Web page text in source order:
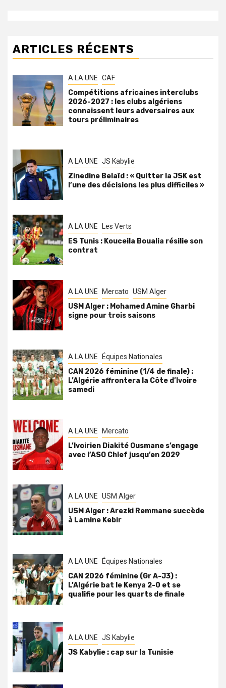
ARTICLES RÉCENTS
A LA UNE CAF
Compétitions africaines interclubs
2026-2027 : les clubs algériens
connaissent leurs adversaires aux
tours préliminaires
A LA UNE JS Kabylie
Zinedine Belaïd : « Quitter la JSK est
l’une des décisions les plus difficiles »
A LA UNE Les Verts
ES Tunis : Kouceila Boualia résilie son
contrat
A LA UNE Mercato USM Alger
USM Alger : Mohamed Amine Gharbi
signe pour trois saisons
A LA UNE Équipes Nationales
CAN 2026 féminine (1/4 de finale) :
L’Algérie affrontera la Côte d’Ivoire
samedi
A LA UNE Mercato
L’Ivoirien Diakité Ousmane s’engage
avec l’ASO Chlef jusqu’en 2029
A LA UNE USM Alger
USM Alger : Arezki Remmane succède
à Lamine Kebir
A LA UNE Équipes Nationales
CAN 2026 féminine (Gr A-J3) :
L’Algérie bat le Kenya 2-0 et se
qualifie pour les quarts de finale
A LA UNE JS Kabylie
JS Kabylie : cap sur la Tunisie